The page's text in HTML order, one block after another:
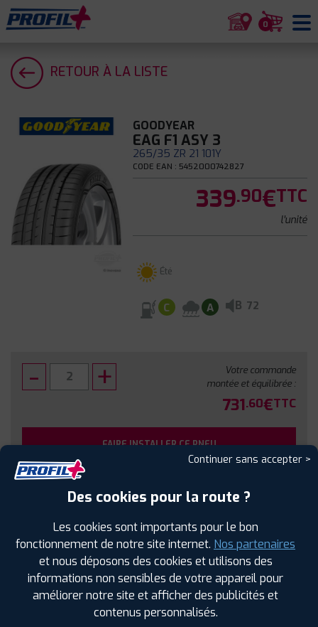
0
RETOUR À LA LISTE
GOODYEAR
EAG F1 ASY 3
265/35 ZR 21 101Y
CODE EAN : 5452000742827
339.90€TTC
l'unité
Été
C A B 72
Votre commande
montée et équilibrée :
731.60€TTC
FAIRE INSTALLER CE PNEU
Sous réserve de disponibilité en agence
SPÉCIFICATIONS AVIS CLIENTS ÉTIQUETAGE
Étiquetage
Continuer sans accepter >
Des cookies pour la route ?
Les cookies sont importants pour le bon
fonctionnement de notre site internet. Nos partenaires
et nous déposons des cookies et utilisons des
informations non sensibles de votre appareil pour
améliorer notre site et afficher des publicités et
contenus personnalisés.